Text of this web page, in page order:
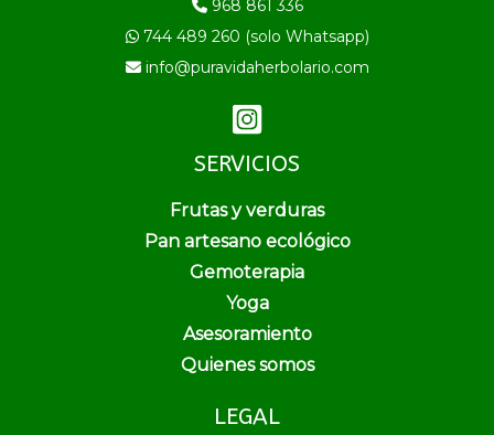
968 861 336
744 489 260 (solo Whatsapp)
info@puravidaherbolario.com
SERVICIOS
Frutas y verduras
Pan artesano ecológico
Gemoterapia
Yoga
Asesoramiento
Quienes somos
LEGAL